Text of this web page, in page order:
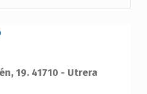
19. 41710 - Utrera